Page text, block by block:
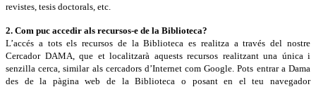
revistes, tesis doctorals, etc.
2. Com puc accedir als recursos-e de la Biblioteca?
L’accés a tots els recursos de la Biblioteca es realitza a través del nostre
Cercador DAMA, que et localitzarà aquests recursos realitzant una única i
senzilla cerca, similar als cercadors d’Internet com Google. Pots entrar a Dama
des de la pàgina web de la Biblioteca o posant en el teu navegador